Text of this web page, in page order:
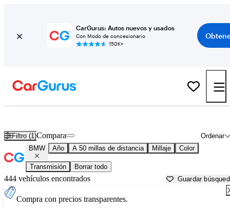
CarGurus: Autos nuevos y usados
Con Modo de concesionario
150K+
Filtro (1) Ordenar
Compara
BMW Año A 50 millas de distancia Millaje Color
Transmisión Borrar todo
444 vehículos encontrados Guardar
Compra con precios transparentes.